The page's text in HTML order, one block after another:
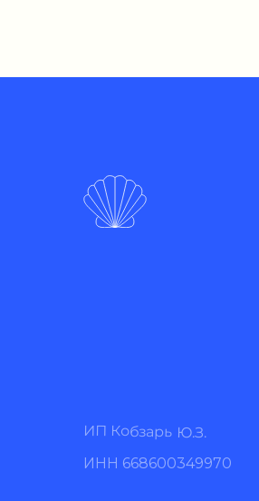
ИП Кобзарь Ю.З.
ИНН 668600349970